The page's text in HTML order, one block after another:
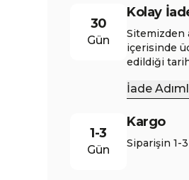
30
Gün
Kolay
Sitemizden
içerisinde
edildiği
İade
1-3
Gün
Kargo
Siparişin 1-